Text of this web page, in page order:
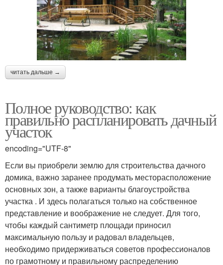
читать дальше →
Полное руководство: как
правильно распланировать дачный
участок
encoding="UTF-8"
Если вы приобрели землю для строительства дачного
домика, важно заранее продумать месторасположение
основных зон, а также варианты благоустройства
участка . И здесь полагаться только на собственное
представление и воображение не следует. Для того,
чтобы каждый сантиметр площади приносил
максимальную пользу и радовал владельцев,
необходимо придерживаться советов профессионалов
по грамотному и правильному распределению